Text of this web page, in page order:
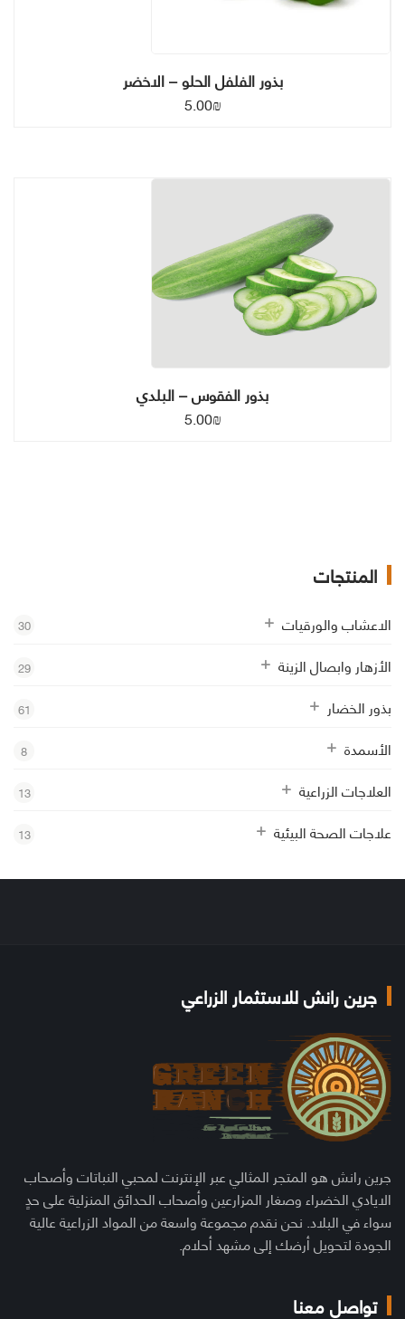
بذور الفلفل الحلو – الاخضر
5.00₪
بذور الفقوس – البلدي
5.00₪
المنتجات
الاعشاب والورقيات 30
الأزهار وابصال الزينة 29
بذور الخضار 61
الأسمدة 8
العلاجات الزراعية 13
علاجات الصحة البيئية 13
جرين رانش للاستثمار الزراعي
جرين رانش هو المتجر المثالي عبر الإنترنت لمحبي النباتات وأصحاب
الايادي الخضراء وصغار المزارعين وأصحاب الحدائق المنزلية على حدٍ
سواء في البلاد. نحن نقدم مجموعة واسعة من المواد الزراعية عالية
الجودة لتحويل أرضك إلى مشهد أحلام.
تواصل معنا